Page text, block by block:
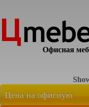
Офисная
Цена на офисную